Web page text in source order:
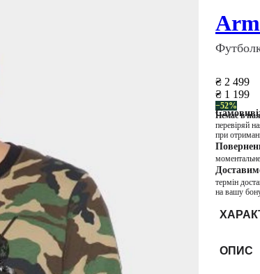
₴ 2 499
₴ 1 199
−52%
Немає в
перевіряй
при
термін
на вашу
ОПИС